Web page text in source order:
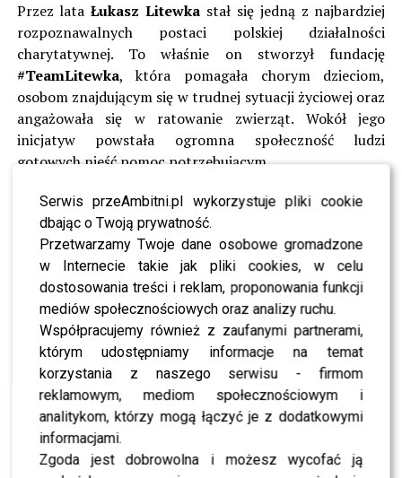
Serwis przeAmbitni.pl wykorzystuje pliki cookie
dbając o Twoją prywatność.
Przetwarzamy Twoje dane osobowe gromadzone
w Internecie takie jak pliki cookies, w celu
dostosowania treści i reklam, proponowania funkcji
mediów społecznościowych oraz analizy ruchu.
Współpracujemy również z zaufanymi partnerami,
którym udostępniamy informacje na temat
korzystania z naszego serwisu - firmom
reklamowym, mediom społecznościowym i
analitykom, którzy mogą łączyć je z dodatkowymi
informacjami.
Zgoda jest dobrowolna i możesz wycofać ją
Przez lataŁukasz Litewka stał się jedną z najbardziej
rozpoznawalnych postaci polskiej działalności
charytatywnej. To właśnie on stworzył fundację
#TeamLitewka, która pomagała chorym dzieciom,
osobom znajdującym się w trudnej sytuacji życiowej oraz
angażowała się w ratowanie zwierząt. Wokół jego
inicjatyw powstała ogromna społeczność ludzi
gotowych nieść pomoc potrzebującym.
Działalność społecznika wykraczała daleko poza
internetowe zbiórki.Łukasz Litewka
angażował się w akcje pomocowe, wspierał rodziny w
kryzysie i nagłaśniał historie osób, które bez rozgłosu
zmagały się z dramatami życia codziennego. Wielu
obserwatorów podkreślało, że jego autentyczność i
zaangażowanie były czymś wyjątkowym w polskim życiu
publicznym.
Pogrzeb posła odbył się 29 kwietnia i miał charakter
państwowy. Na ostatnim pożegnaniu pojawiły się tłumy
mieszkańców, przyjaciół oraz polityków. W
uroczystościach uczestniczył między innymi prezydent